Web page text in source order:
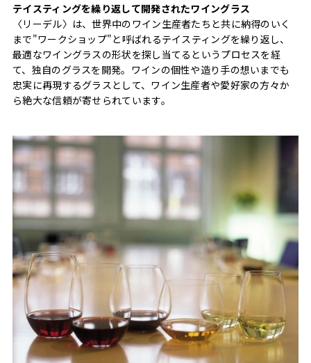
テイスティングを繰り返して開発されたワイングラス
〈リーデル〉は、世界中のワイン生産者たちと共に納得のいく
まで"ワークショップ"と呼ばれるテイスティングを繰り返し、
最適なワイングラスの形状を探し当てるというプロセスを経
て、独自のグラスを開発。ワインの個性や造り手の想いまでも
忠実に再現するグラスとして、ワイン生産者や愛好家の方々か
ら絶大な信頼が寄せられています。